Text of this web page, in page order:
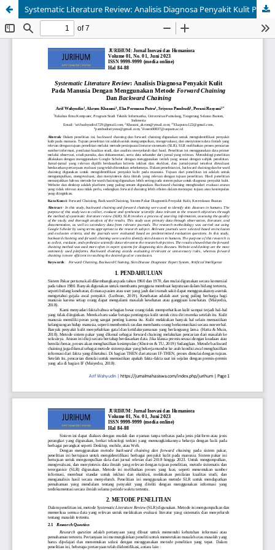
Systematic Literature Review: Analisis Diagnosa Penyakit Kulit Pada Manusia Dengan Menggunakan Metode Forward Chaining Dan Backward Chaining